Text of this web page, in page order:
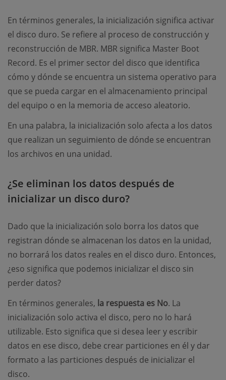
En términos generales, la inicialización significa activar
el disco duro. Se refiere al proceso de construcción y
reconstrucción de MBR. MBR significa Master Boot
Record. Es el primer sector del disco que identifica
cómo y dónde se encuentra un sistema operativo para
que se pueda cargar en el almacenamiento principal
del equipo o en la memoria de acceso aleatorio.
En una palabra, la inicialización solo afecta a los datos
que realizan un seguimiento de dónde se encuentran
los archivos en una unidad.
¿Se eliminan los datos después de
inicializar un disco duro?
Dado que la inicialización solo borra los datos que
registran dónde se almacenan los datos en la unidad,
no borrará los datos reales en el disco duro. Entonces,
¿eso significa que podemos inicializar el disco sin
perder datos?
En términos generales, la respuesta es No. La
inicialización solo activa el disco, pero no lo hará
utilizable. Esto significa que si desea leer y escribir
datos en ese disco, debe crear particiones en él y dar
formato a las particiones después de inicializar el
disco.